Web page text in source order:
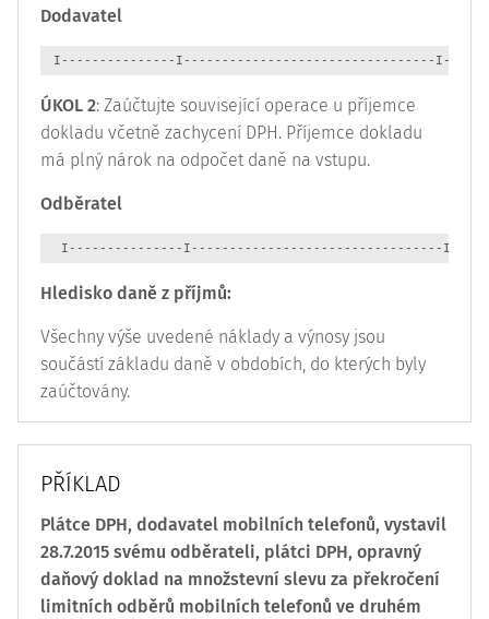
Dodavatel
I---------------I---------------------------------
ÚKOL 2: Zaúčtujte související operace u příjemce
dokladu včetně zachycení DPH. Příjemce dokladu
má plný nárok na odpočet daně na vstupu.
Odběratel
I---------------I---------------------------------
Hledisko daně z příjmů:
Všechny výše uvedené náklady a výnosy jsou
součástí základu daně v obdobích, do kterých byly
zaúčtovány.
PŘÍKLAD
Plátce DPH, dodavatel mobilních telefonů, vystavil
28.7.2015 svému odběrateli, plátci DPH, opravný
daňový doklad na množstevní slevu za překročení
limitních odběrů mobilních telefonů ve druhém